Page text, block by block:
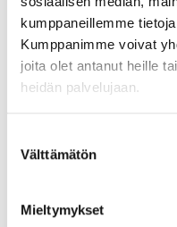
kumppaneillemme
Kumppanimme voivat
joita olet antanut heille
heidän palvelujaan.
valinta
Välttämätön
Mieltymykset
”Send an email or order
the click of a button or
3D-printer.” A b [...]